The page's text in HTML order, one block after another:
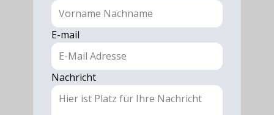
E-mail
Nachricht